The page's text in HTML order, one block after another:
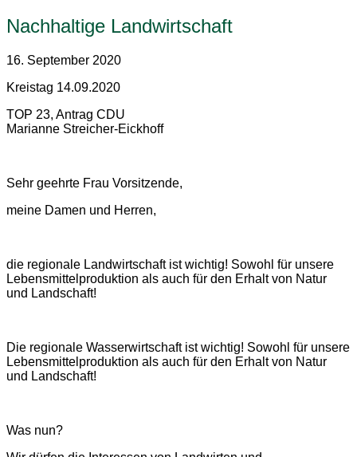
Nachhaltige Landwirtschaft
16. September 2020
Kreistag 14.09.2020
TOP 23, Antrag CDU
Marianne Streicher-Eickhoff
Sehr geehrte Frau Vorsitzende,
meine Damen und Herren,
die regionale Landwirtschaft ist wichtig! Sowohl für unsere
Lebensmittelproduktion als auch für den Erhalt von Natur
und Landschaft!
Die regionale Wasserwirtschaft ist wichtig! Sowohl für unsere
Lebensmittelproduktion als auch für den Erhalt von Natur
und Landschaft!
Was nun?